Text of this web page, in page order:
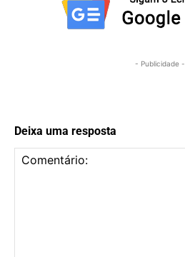
- Publicidade -
Deixa uma resposta